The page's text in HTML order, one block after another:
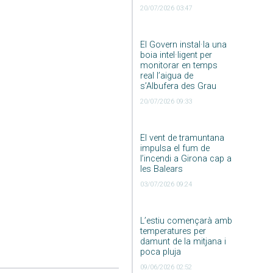
20/07/2026 03:47
El Govern instal·la una
boia intel·ligent per
monitorar en temps
real l’aigua de
s’Albufera des Grau
20/07/2026 09:33
El vent de tramuntana
impulsa el fum de
l’incendi a Girona cap a
les Balears
03/07/2026 09:24
L’estiu començarà amb
temperatures per
damunt de la mitjana i
poca pluja
09/06/2026 02:52